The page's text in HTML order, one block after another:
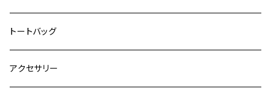
トートバッグ
アクセサリー